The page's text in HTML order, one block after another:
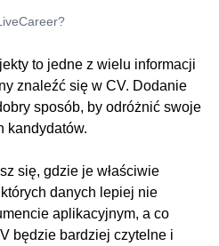
to jedne z wielu informacji
znaleźć się w CV. Dodanie
sposób, by odróżnić swoje
kandydatów.
się, gdzie je właściwie
danych lepiej nie
aplikacyjnym, a co
będzie bardziej czytelne i